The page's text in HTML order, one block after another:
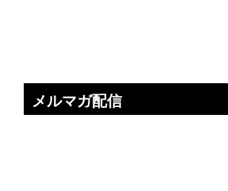
メルマガ配信